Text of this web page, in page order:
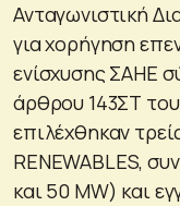
Ανταγωνιστική
για χορήγηση
ενίσχυσης ΣΑΗΕ
άρθρου 143ΣΤ του
επιλέχθηκαν
RENEWABLES,
και 50 MW) και